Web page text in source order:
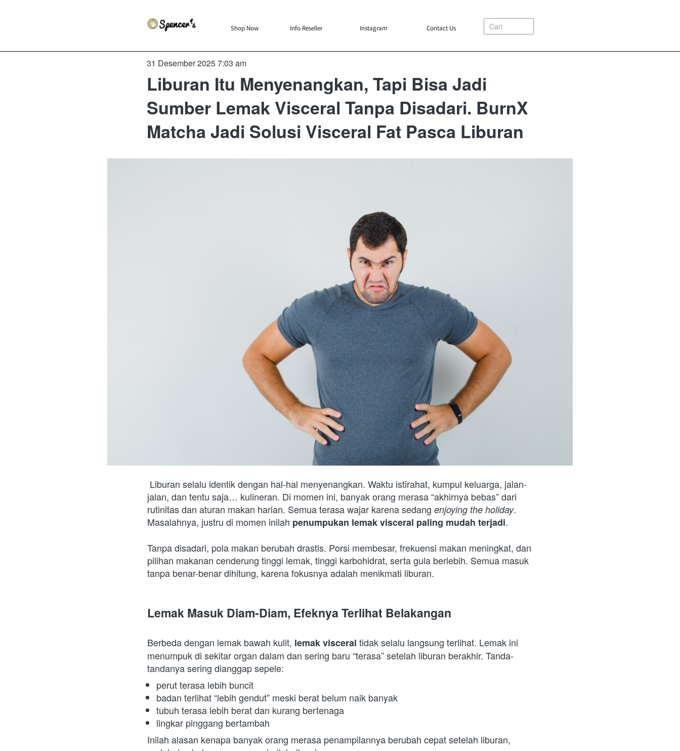
`
Shop Now `
Info Reseller `
Instagram `
Contact Us Cari
31 Desember 2025 7:03 am
Liburan Itu Menyenangkan, Tapi Bisa Jadi
Sumber Lemak Visceral Tanpa Disadari. BurnX
Matcha Jadi Solusi Visceral Fat Pasca Liburan
jalan, dan tentu saja… kulineran. Di momen ini, banyak orang merasa “akhirnya bebas” dari
rutinitas dan aturan makan harian. Semua terasa wajar karena sedang enjoying the holiday.
Masalahnya, justru di momen inilah penumpukan lemak visceral paling mudah terjadi.
Tanpa disadari, pola makan berubah drastis. Porsi membesar, frekuensi makan meningkat, dan
pilihan makanan cenderung tinggi lemak, tinggi karbohidrat, serta gula berlebih. Semua masuk
tanpa benar-benar dihitung, karena fokusnya adalah menikmati liburan.
Lemak Masuk Diam-Diam, Efeknya Terlihat Belakangan
Berbeda dengan lemak bawah kulit, lemak visceral tidak selalu langsung terlihat. Lemak ini
menumpuk di sekitar organ dalam dan sering baru “terasa” setelah liburan berakhir. Tanda-
tandanya sering dianggap sepele:
perut terasa lebih buncit
badan terlihat “lebih gendut” meski berat belum naik banyak
tubuh terasa lebih berat dan kurang bertenaga
lingkar pinggang bertambah
Inilah alasan kenapa banyak orang merasa penampilannya berubah cepat setelah liburan,